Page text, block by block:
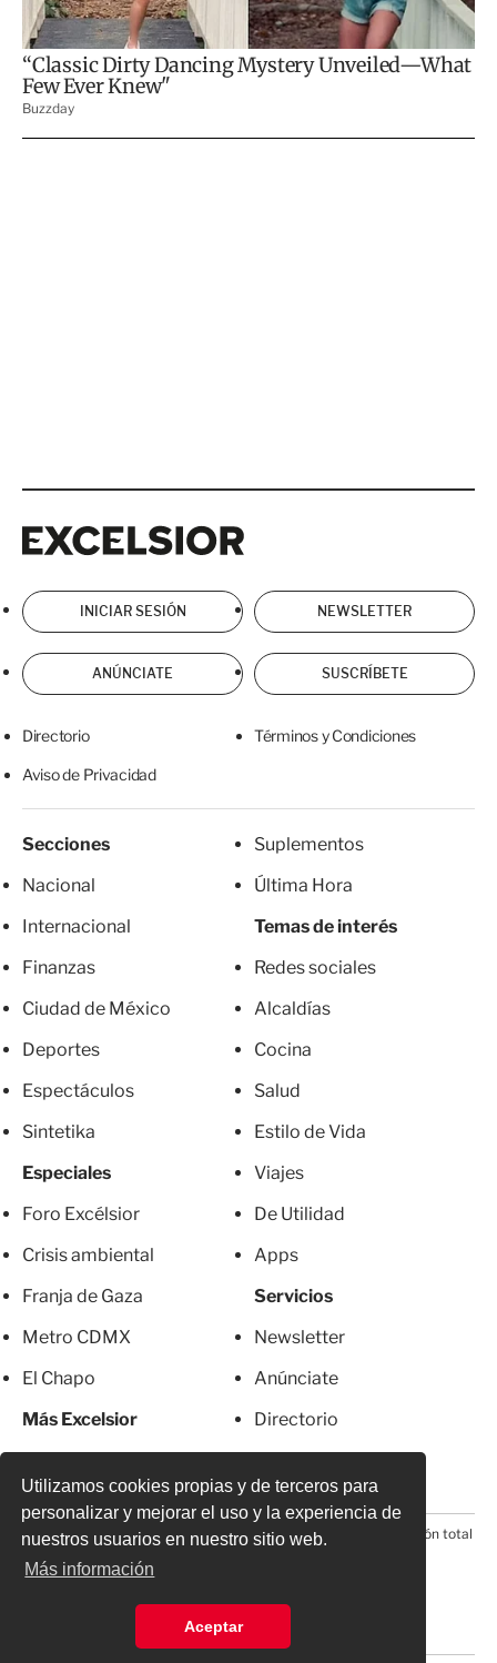
Utilizamos cookies propias y de terceros para
personalizar y mejorar el uso y la experiencia de
nuestros usuarios en nuestro sitio web.
Más información
Aceptar
INICIAR SESIÓN NEWSLETTER
ANÚNCIATE SUSCRÍBETE
Directorio Términos y Condiciones
Aviso de Privacidad
Secciones
Nacional
Internacional
Finanzas
Ciudad de México
Deportes
Espectáculos
Sintetika
Especiales
Foro Excélsior
Crisis ambiental
Franja de Gaza
Metro CDMX
El Chapo
Más Excelsior
Suplementos
Última Hora
Temas de interés
Redes sociales
Alcaldías
Cocina
Salud
Estilo de Vida
Viajes
De Utilidad
Apps
Servicios
Newsletter
Anúnciate
Directorio
© 2026 Todos los derechos reservados. Prohibida la reproducción total
o parcial, incluyendo cualquier medio electrónico*